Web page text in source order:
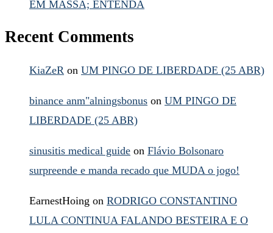
EM MASSA; ENTENDA
Recent Comments
KiaZeR on UM PINGO DE LIBERDADE (25 ABR)
binance anm"alningsbonus on UM PINGO DE
LIBERDADE (25 ABR)
sinusitis medical guide on Flávio Bolsonaro
surpreende e manda recado que MUDA o jogo!
EarnestHoing on RODRIGO CONSTANTINO
LULA CONTINUA FALANDO BESTEIRA E O